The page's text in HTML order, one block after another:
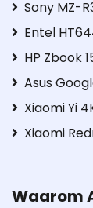
Sony MZ-
Entel
HP Zbook
Asus
Xiaomi Yi
Xiaomi
Waarom